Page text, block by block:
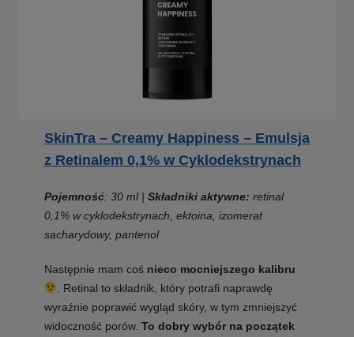
SkinTra – Creamy Happiness – Emulsja
z Retinalem 0,1% w Cyklodekstrynach
Pojemność: 30 ml | Składniki aktywne: retinal
0,1% w cyklodekstrynach, ektoina, izomerat
sacharydowy, pantenol
Następnie mam coś nieco mocniejszego kalibru
. Retinal to składnik, który potrafi naprawdę
wyraźnie poprawić wygląd skóry, w tym zmniejszyć
widoczność porów. To dobry wybór na początek